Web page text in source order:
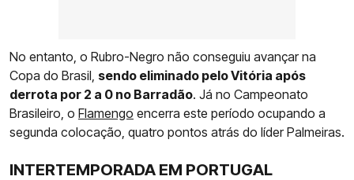
No entanto, o Rubro-Negro não conseguiu avançar na
Copa do Brasil, sendo eliminado pelo Vitória após
derrota por 2 a 0 no Barradão. Já no Campeonato
Brasileiro, o Flamengo encerra este período ocupando a
segunda colocação, quatro pontos atrás do líder Palmeiras.
INTERTEMPORADA EM PORTUGAL